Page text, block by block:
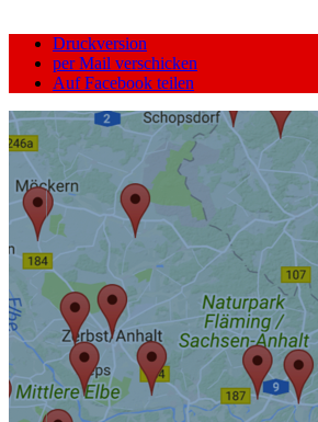
Druckversion
per Mail verschicken
Auf Facebook teilen